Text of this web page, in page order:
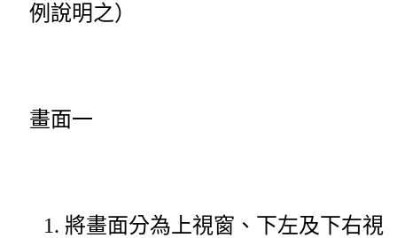
例說明之）
畫面一
將畫面分為上視窗、下左及下右視